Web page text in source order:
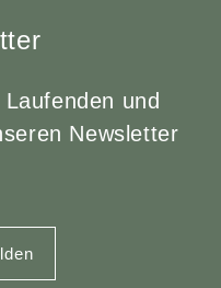
und
Newsletter